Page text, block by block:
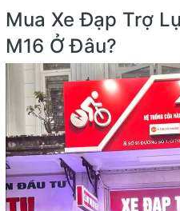
Mua Xe Đạp Trợ
M16 Ở Đâu?